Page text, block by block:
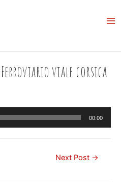
viale corsica
00:00
Next Post →